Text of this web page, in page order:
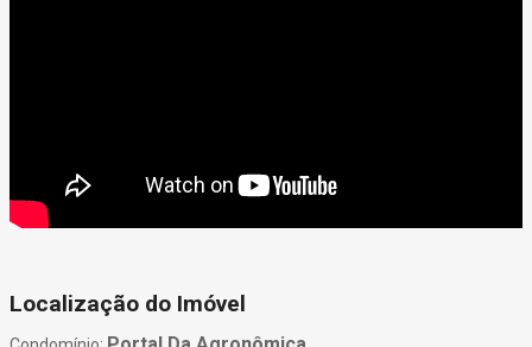
Localização do Imóvel